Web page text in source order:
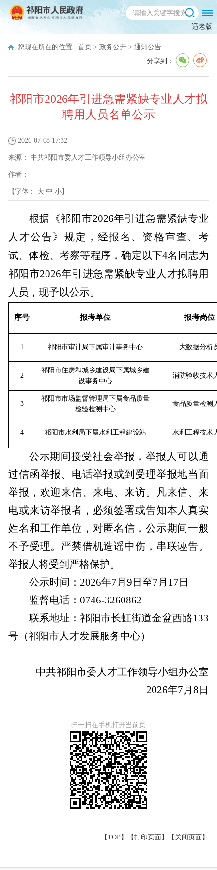
适老版
您现在所在的位置 : 首页 > 政务公开 > 通知公告
分享到：
祁阳市2026年引进急需紧缺专业人才拟
聘用人员名单公示
2026-07-08 17:32
来源： 中共祁阳市委人才工作领导小组办公室
作者：
【字体： 大 中 小】
根据《祁阳市2026年引进急需紧缺专业
人才公告》 规定，经报名、资格审查、考
试、体检、考察等程序，确定以下4名同志为
祁阳市2026年引进急需紧缺专业人才拟聘用
人员，现予以公示。
序号 报考单位 报考岗位
1 祁阳市审计局下属审计事务中心 大数据分析
2
祁阳市住房和城乡建设局下属城乡建
设事务中心
消防验收技术
3
祁阳市市场监督管理局下属食品质量
检验检测中心
食品质量检测
4 祁阳市水利局下属水利工程建设站 水利工程技术
公示期间接受社会举报，举报人可以通
过信函举报、电话举报或到受理举报地当面
举报，欢迎来信、来电、来访。凡来信、来
电或来访举报者，必须签署或告知本人真实
姓名和工作单位，对匿名信，公示期间一般
不予受理。严禁借机造谣中伤，串联诬告。
举报人将受到严格保护。
公示时间： 2026年7月 9 日至7月 17 日
监督电话： 0746-3260862
联系地址：祁阳市长虹街道金盆西路133
号（祁阳市人才发展服务中心）
中共祁阳市委人才工作领导小组办公室
2026年7月 8 日
扫一扫在手机打开当前页
【TOP】 【打印页面 】【 关闭页面 】